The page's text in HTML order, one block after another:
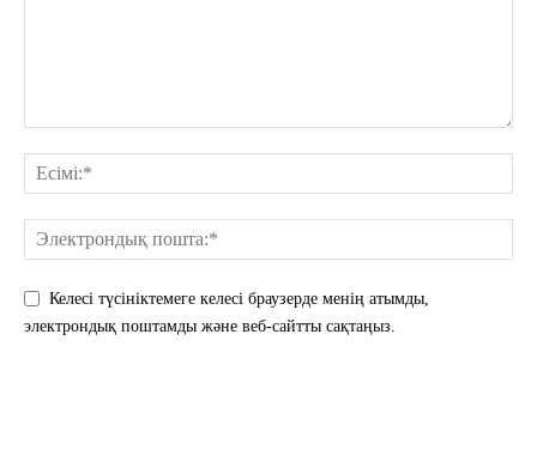
Келесі түсініктемеге келесі браузерде менің атымды,
электрондық поштамды және веб-сайтты сақтаңыз.